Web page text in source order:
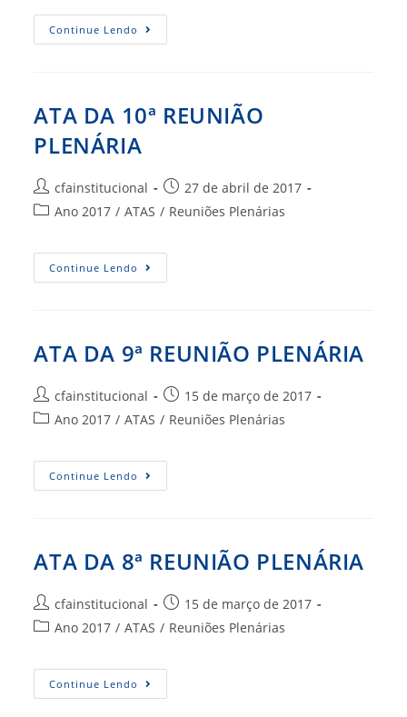
post:
Continue Lendo ATA
DA
ATA DA 10ª REUNIÃO
PLENÁRIA
Autor
do
cfainstitucional
Post
publicado:
27 de abril de 2017
Categoria
post:
Ano 2017 / ATAS / Reuniões Plenárias
Continue Lendo ATA
DA
ATA DA 9ª REUNIÃO PLENÁRIA
Autor
do
cfainstitucional
Post
publicado:
15 de março de 2017
Categoria
post:
Ano 2017 / ATAS / Reuniões Plenárias
Continue Lendo ATA
DA
ATA DA 8ª REUNIÃO PLENÁRIA
Autor
do
cfainstitucional
Post
publicado:
15 de março de 2017
Categoria
post:
Ano 2017 / ATAS / Reuniões Plenárias
Continue Lendo ATA
DA